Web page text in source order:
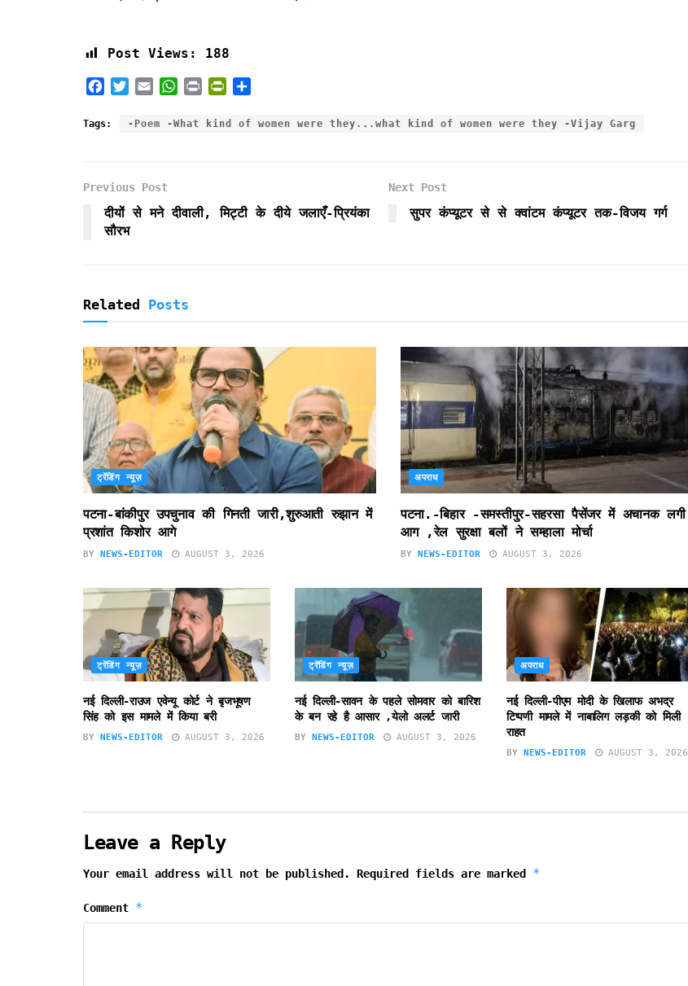
Post Views: 188
c
o
k
i
r
a
a
p
i
i
i
a
Tags: -Poem -What kind of women were they...what kind of women were they -Vijay Garg
Previous Post
दीयों से मने दीवाली, मिट्टी के दीये जलाएँ-प्रियंका
सौरभ
Next Post
सुपर कंप्यूटर से से क्वांटम कंप्यूटर तक-विजय गर्ग
Related Posts
ट्रेंडिंग न्यूज़
पटना-बांकीपुर उपचुनाव की गिनती जारी,शुरुआती रुझान में
प्रशांत किशोर आगे
BY NEWS-EDITOR AUGUST 3, 2026
अपराध
पटना.-बिहार -समस्तीपुर-सहरसा पैसेंजर में अचानक लगी
आग ,रेल सुरक्षा बलों ने सम्हाला मोर्चा
BY NEWS-EDITOR AUGUST 3, 2026
ट्रेंडिंग न्यूज़
नई दिल्ली-राउज एवेन्यू कोर्ट ने बृजभूषण
सिंह को इस मामले में किया बरी
BY NEWS-EDITOR AUGUST 3, 2026
ट्रेंडिंग न्यूज़
नई दिल्ली-सावन के पहले सोमवार को बारिश
के बन रहे है आसार ,येलो अलर्ट जारी
BY NEWS-EDITOR AUGUST 3, 2026
अपराध
नई दिल्ली-पीएम मोदी के खिलाफ अभद्र
टिप्पणी मामले में नाबालिग लड़की को मिली
राहत
BY NEWS-EDITOR AUGUST 3, 2026
Leave a Reply
Your email address will not be published. Required fields are marked *
Comment *